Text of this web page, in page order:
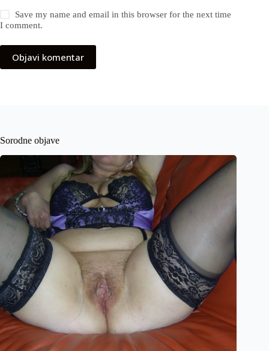
Save my name and email in this browser for the next time
I comment.
Objavi komentar
Sorodne objave